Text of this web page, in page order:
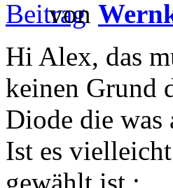
von
Hi Alex, das
keinen Grund
Diode die was
Ist es